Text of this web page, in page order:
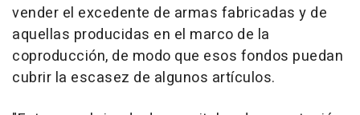
vender el excedente de armas fabricadas y de
aquellas producidas en el marco de la
coproducción, de modo que esos fondos puedan
cubrir la escasez de algunos artículos.